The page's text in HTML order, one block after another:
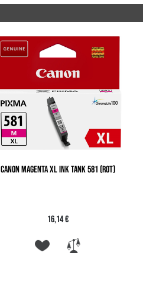
CANON MAGENTA XL INK TANK 581 (ROT)
16,14 €